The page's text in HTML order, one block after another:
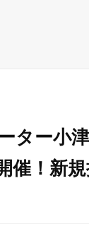
ター小
催！新